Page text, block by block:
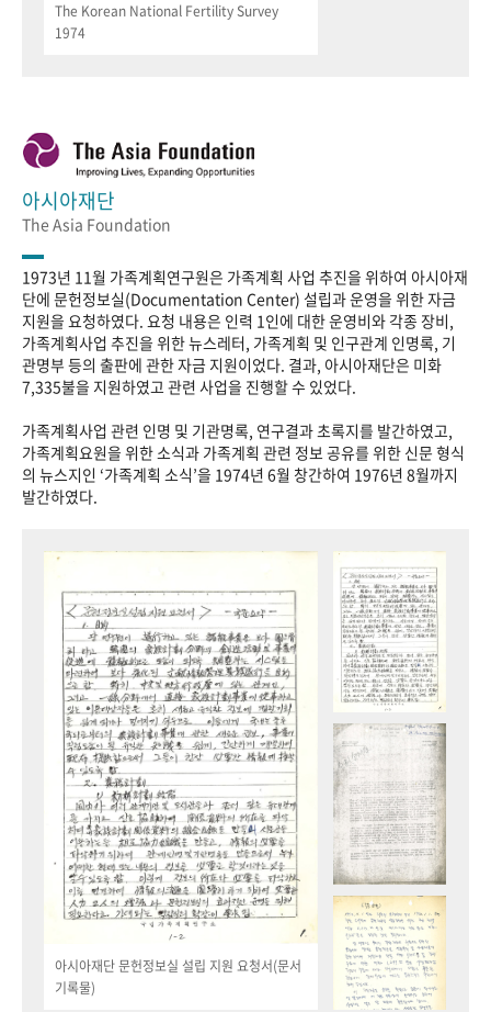
The Korean National Fertility Survey
1974
아시아재단
The Asia Foundation
1973년 11월 가족계획연구원은 가족계획 사업 추진을 위하여 아시아재
단에 문헌정보실(Documentation Center) 설립과 운영을 위한 자금
지원을 요청하였다. 요청 내용은 인력 1인에 대한 운영비와 각종 장비,
가족계획사업 추진을 위한 뉴스레터, 가족계획 및 인구관계 인명록, 기
관명부 등의 출판에 관한 자금 지원이었다. 결과, 아시아재단은 미화
7,335불을 지원하였고 관련 사업을 진행할 수 있었다.
가족계획사업 관련 인명 및 기관명록, 연구결과 초록지를 발간하였고,
가족계획요원을 위한 소식과 가족계획 관련 정보 공유를 위한 신문 형식
의 뉴스지인 ‘가족계획 소식’을 1974년 6월 창간하여 1976년 8월까지
발간하였다.
아시아재단 문헌정보실 설립 지원 요청서(문서
기록물)